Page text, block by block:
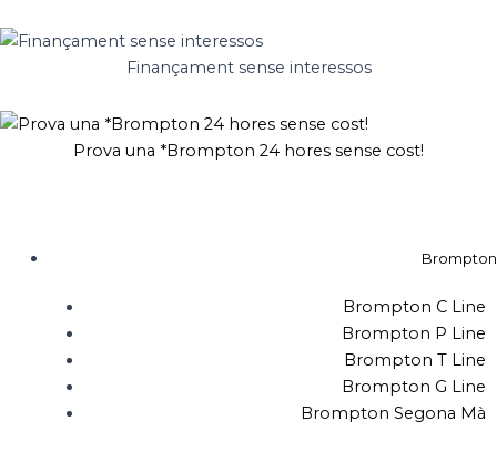
al
Finançament sense interessos
Prova una *Brompton 24 hores sense cost!
Brompton
Brompton C Line
Brompton P Line
Brompton T Line
Brompton G Line
Brompton Segona Mà
de
CAMARA
T